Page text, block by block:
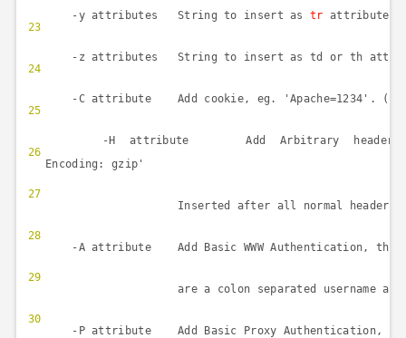
23
24
25
26
27
28
29
30
-y attributes String to insert astr
-z attributes String to insert as td or th
-C attribute Add cookie, eg. 'Apache=1234'.
-H attribute Add Arbitrary header
Encoding: gzip'
Inserted after all normal header
-A attribute Add Basic WWW Authentication,
are a colon separated username and
-P attribute Add Basic Proxy Authentication,